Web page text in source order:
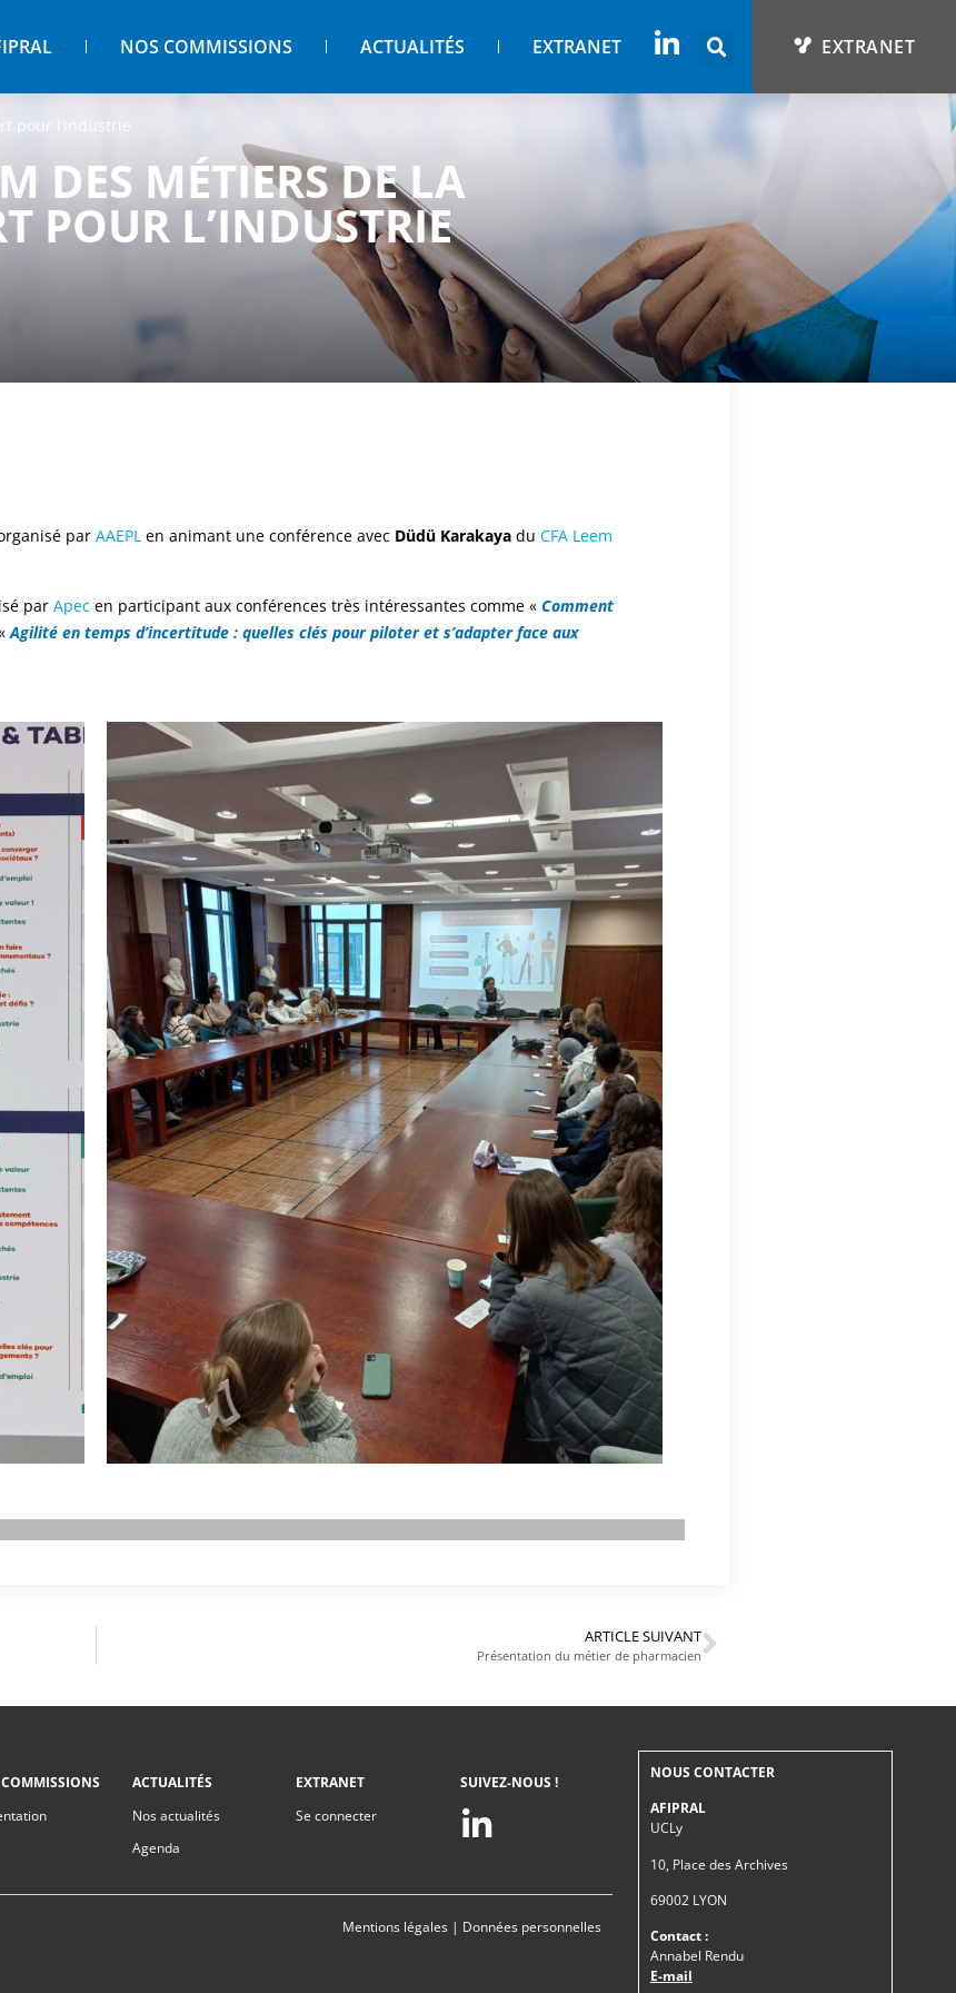
NOS COMMISSIONS ACTUALITÉS EXTRANET EXTRANET
pour l’industrie
DES MÉTIERS DE LA
POUR L’INDUSTRIE
par AAEPL en animant une conférence avec Düdü Karakaya du CFA Leem
par Apec en participant aux conférences très intéressantes comme « Comment
Agilité en temps d’incertitude : quelles clés pour piloter et s’adapter face aux
ARTICLE SUIVANT
Présentation du métier de pharmacien
ACTUALITÉS
Nos actualités
Agenda
EXTRANET
Se connecter
SUIVEZ-NOUS !
Mentions légales | Données personnelles
NOUS CONTACTER
AFIPRAL
UCLy
10, Place des Archives
69002 LYON
Contact :
Annabel Rendu
E-mail